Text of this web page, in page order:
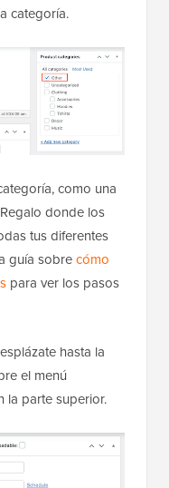
categoría.
como una
donde los
tus diferentes
guía sobrecómo
para ver los pasos
hasta la
el menú
la parte superior.